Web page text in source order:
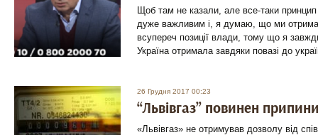
Щоб там не казали, але все-таки
дуже важливим і, я думаю, що ми
всупереч позиції влади, тому що я
Україна отримала завдяки повазі до
26 Грудня 2017 00:23
“Львівгаз” повинен
«Львівгаз» не отримував дозволу від